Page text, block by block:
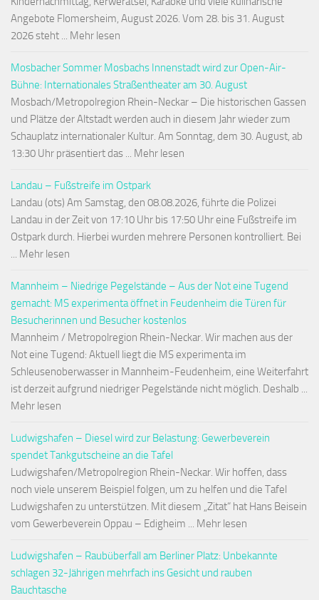
Angebote Flomersheim, August 2026. Vom 28. bis 31. August
2026 steht ... Mehr lesen
Mosbacher Sommer Mosbachs Innenstadt wird zur Open-Air-
Bühne: Internationales Straßentheater am 30. August
Mosbach/Metropolregion Rhein-Neckar – Die historischen Gassen
und Plätze der Altstadt werden auch in diesem Jahr wieder zum
Schauplatz internationaler Kultur. Am Sonntag, dem 30. August, ab
13:30 Uhr präsentiert das ... Mehr lesen
Landau – Fußstreife im Ostpark
Landau (ots) Am Samstag, den 08.08.2026, führte die Polizei
Landau in der Zeit von 17:10 Uhr bis 17:50 Uhr eine Fußstreife im
Ostpark durch. Hierbei wurden mehrere Personen kontrolliert. Bei
... Mehr lesen
Mannheim – Niedrige Pegelstände – Aus der Not eine Tugend
gemacht: MS experimenta öffnet in Feudenheim die Türen für
Besucherinnen und Besucher kostenlos
Mannheim / Metropolregion Rhein-Neckar. Wir machen aus der
Not eine Tugend: Aktuell liegt die MS experimenta im
Schleusenoberwasser in Mannheim-Feudenheim, eine Weiterfahrt
ist derzeit aufgrund niedriger Pegelstände nicht möglich. Deshalb ...
Mehr lesen
Ludwigshafen – Diesel wird zur Belastung: Gewerbeverein
spendet Tankgutscheine an die Tafel
Ludwigshafen/Metropolregion Rhein-Neckar. Wir hoffen, dass
noch viele unserem Beispiel folgen, um zu helfen und die Tafel
Ludwigshafen zu unterstützen. Mit diesem „Zitat“ hat Hans Beisein
vom Gewerbeverein Oppau – Edigheim ... Mehr lesen
Ludwigshafen – Raubüberfall am Berliner Platz: Unbekannte
schlagen 32-Jährigen mehrfach ins Gesicht und rauben
Bauchtasche